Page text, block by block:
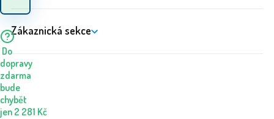
Do
dopravy
zdarma
bude
chybět
jen 2 281 Kč
Zákaznická sekce